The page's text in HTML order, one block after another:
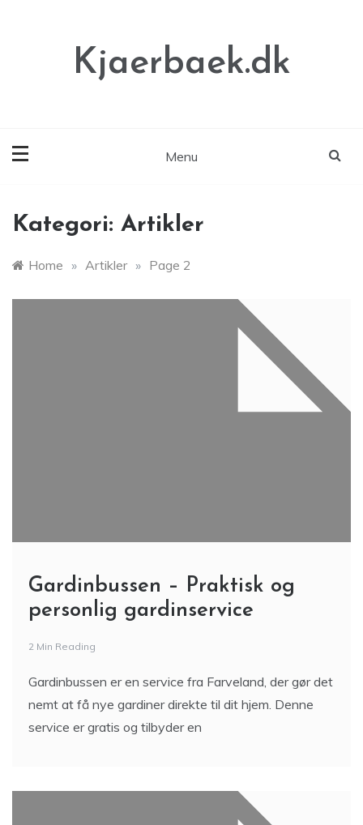
Kjaerbaek.dk
Menu
Kategori: Artikler
Home » Artikler » Page 2
Gardinbussen – Praktisk og
personlig gardinservice
2 Min Reading
Gardinbussen er en service fra Farveland, der gør det
nemt at få nye gardiner direkte til dit hjem. Denne
service er gratis og tilbyder en